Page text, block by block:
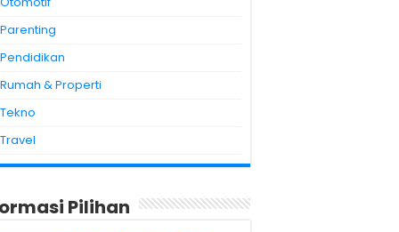
Parenting
Pendidikan
Rumah & Properti
Tekno
Travel
Pilihan